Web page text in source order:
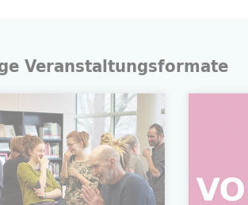
Veranstaltungsformate